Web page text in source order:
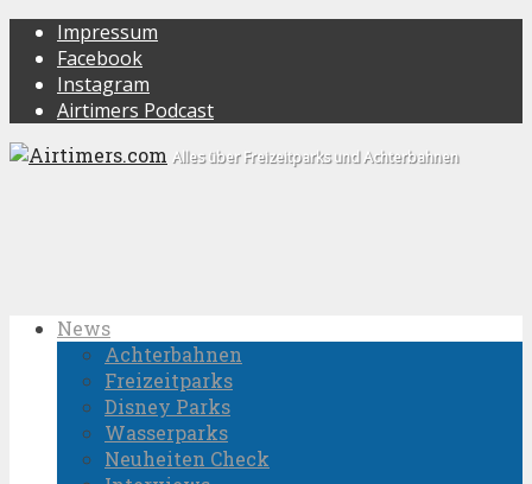
Impressum
Facebook
Instagram
Airtimers Podcast
Alles über Freizeitparks und Achterbahnen
News
Achterbahnen
Freizeitparks
Disney Parks
Wasserparks
Neuheiten Check